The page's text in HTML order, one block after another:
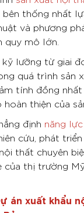
thống nhất
và phương
quy mô lớn.
lưỡng từ giai
quá trình sản
tính đồng nhất
thiện của
định năng
cứu, phát
thất chuyên
của thị trường
án xuất khẩu